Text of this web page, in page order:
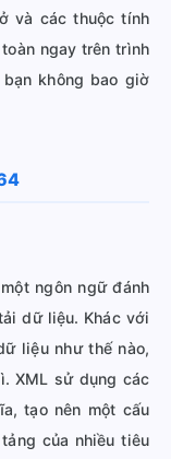
và các thuộc tính
ngay trên trình
không bao giờ
ngôn ngữ đánh
dữ liệu. Khác với
liệu như thế nào,
XML sử dụng các
tạo nên một cấu
của nhiều tiêu